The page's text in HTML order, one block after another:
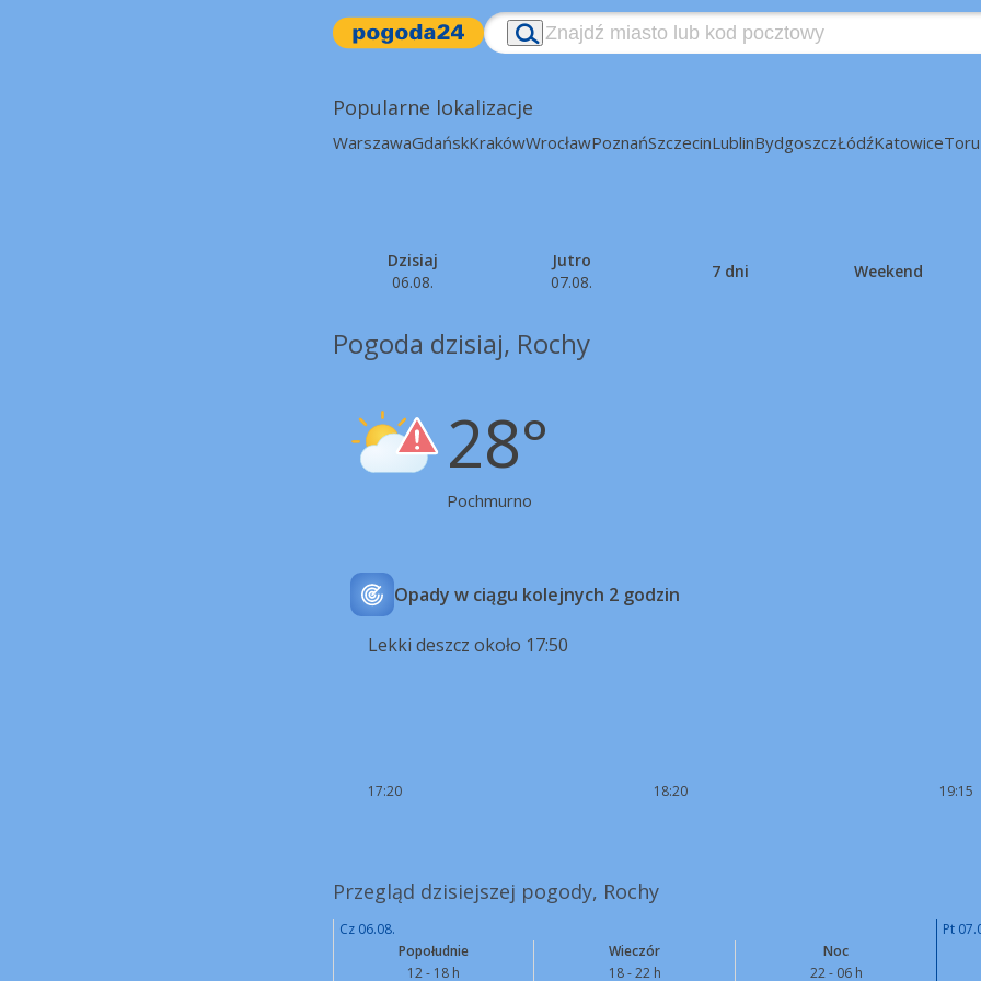
Popularne lokalizacje
WarszawaGdańskKrakówWrocławPoznańSzczecinLublinBydgoszczŁódźKatowice
Dzisiaj
06.08.
Jutro
07.08.
7 dni Weekend
Pogoda dzisiaj, Rochy
28°
Pochmurno
Opady w ciągu kolejnych 2 godzin
Lekki deszcz około 17:50
17:20 18:20 19:15
Przegląd dzisiejszej pogody, Rochy
Cz 06.08.
Pt
Popołudnie
12 - 18 h
Wieczór
18 - 22 h
Noc
22 - 06 h